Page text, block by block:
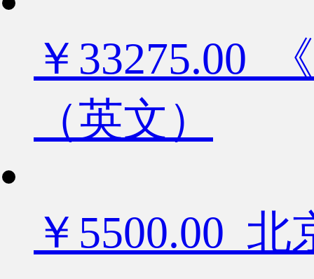
￥33275.00
（英文）
￥5500.00